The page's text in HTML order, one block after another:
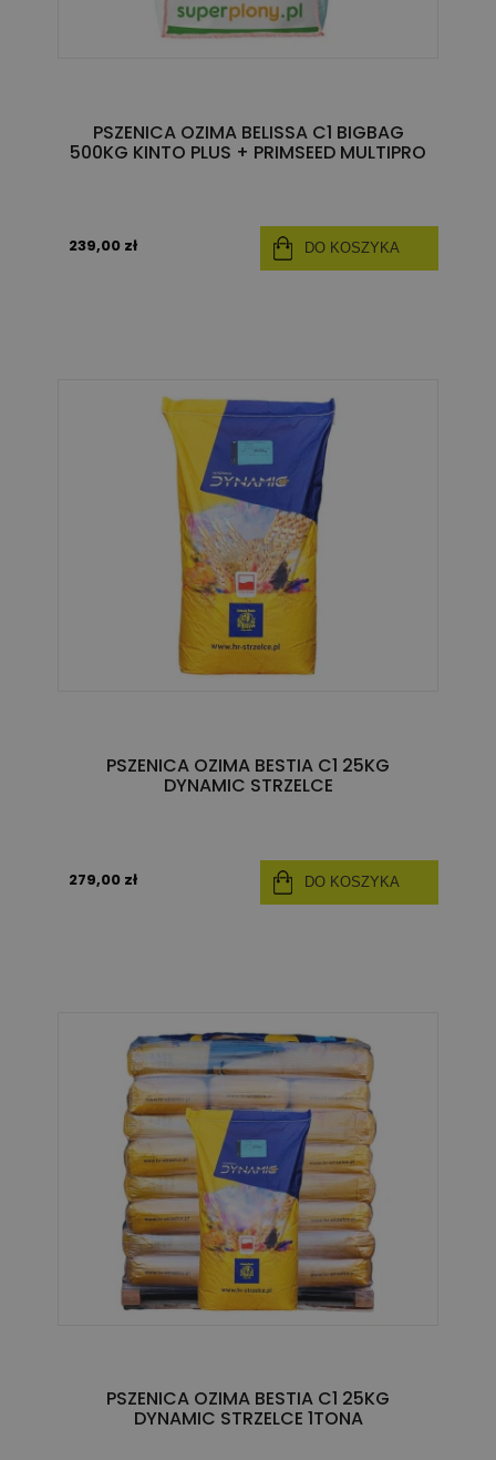
PSZENICA OZIMA BELISSA C1 BIGBAG
500KG KINTO PLUS + PRIMSEED MULTIPRO
239,00 zł DO KOSZYKA
PSZENICA OZIMA BESTIA C1 25KG
DYNAMIC STRZELCE
279,00 zł DO KOSZYKA
PSZENICA OZIMA BESTIA C1 25KG
DYNAMIC STRZELCE 1TONA